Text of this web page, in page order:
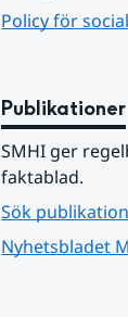
Policy för
Publikationer
SMHI ger
faktablad.
Sök
Nyhetsbladet